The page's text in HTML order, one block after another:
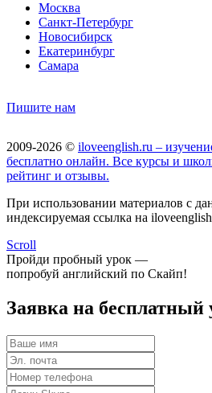
Москва
Санкт-Петербург
Новосибирск
Екатеринбург
Самара
Пишите нам
2009-2026 © iloveenglish.ru –
бесплатно онлайн. Все курсы и
рейтинг и отзывы.
При использовании материалов с
индексируемая ссылка на
Scroll
Пройди пробный урок —
попробуй английский по Скайп!
Заявка на бесплатный